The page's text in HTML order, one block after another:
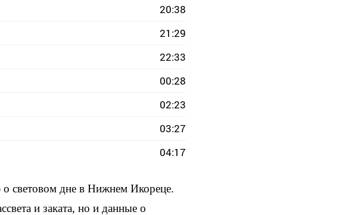
20:38
21:29
22:33
00:28
02:23
03:27
04:17
световом дне в Нижнем Икореце.
и заката, но и данные о